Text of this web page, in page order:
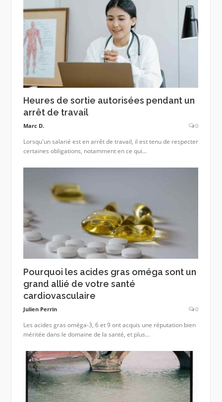
Heures de sortie autorisées pendant un
arrêt de travail
Marc D. 0
Lorsqu'un salarié est en arrêt de travail, il est tenu de respecter
certaines obligations, notamment en ce qui...
Pourquoi les acides gras oméga sont un
grand allié de votre santé
cardiovasculaire
Julien Perrin 0
Les acides gras oméga-3, 6 et 9 ont acquis une réputation bien
méritée dans le domaine de la santé, et plus...